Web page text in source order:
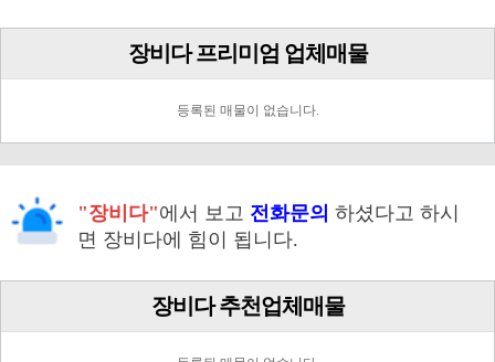
장비다 프리미엄 업체매물
등록된 매물이 없습니다.
"장비다"에서 보고 전화문의 하셨다고 하시
면 장비다에 힘이 됩니다.
장비다 추천업체매물